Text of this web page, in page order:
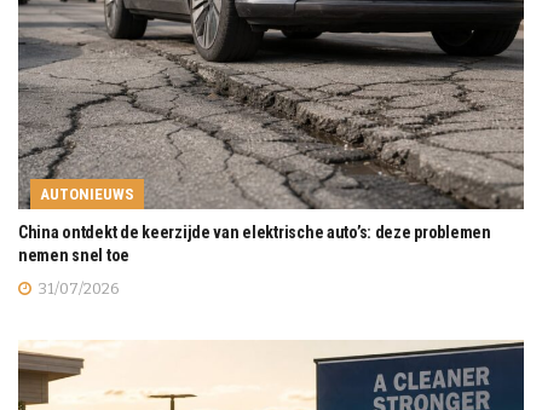
AUTONIEUWS
China ontdekt de keerzijde van elektrische auto’s: deze problemen
nemen snel toe
31/07/2026